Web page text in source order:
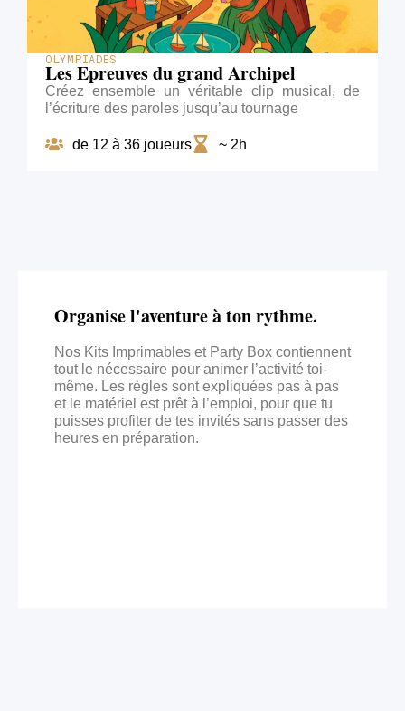
OLYMPIADES
Les Epreuves du grand Archipel
Créez ensemble un véritable clip musical, de
l’écriture des paroles jusqu’au tournage
de 12 à 36 joueurs ~ 2h
Organise l'aventure à ton rythme.
Nos Kits Imprimables et Party Box contiennent
tout le nécessaire pour animer l’activité toi-
même. Les règles sont expliquées pas à pas
et le matériel est prêt à l’emploi, pour que tu
puisses profiter de tes invités sans passer des
heures en préparation.